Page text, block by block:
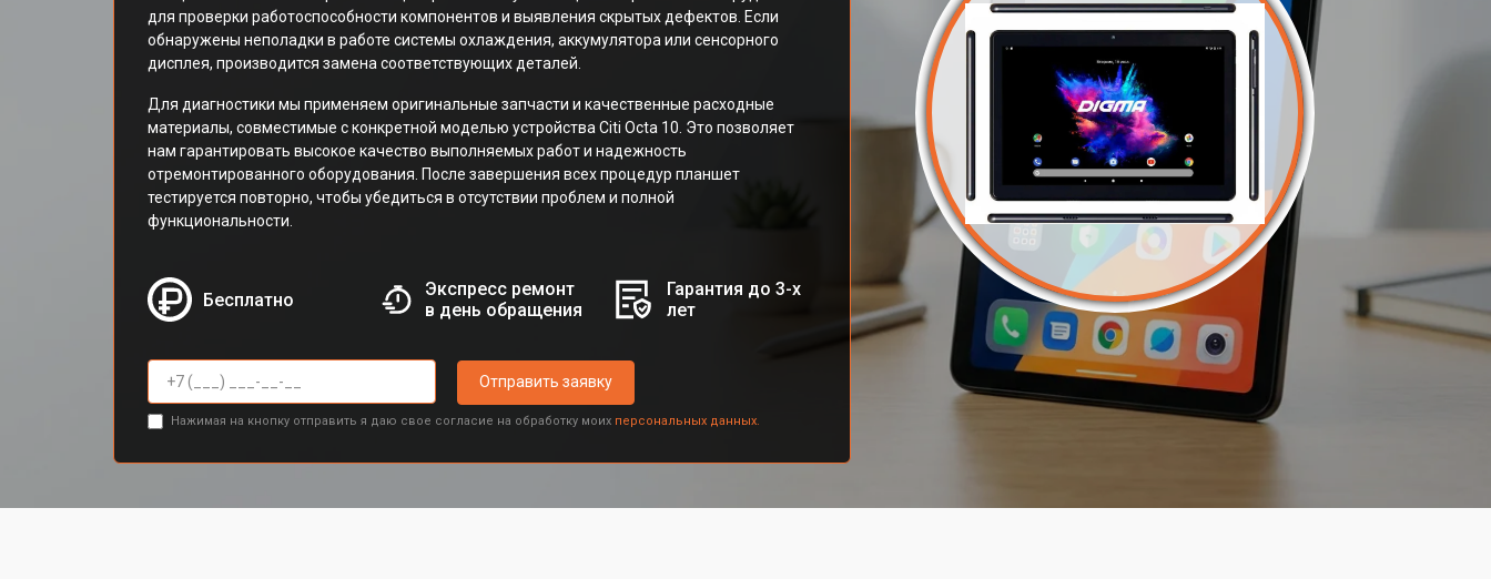
для проверки работоспособности компонентов и выявления скрытых дефектов. Если
обнаружены неполадки в работе системы охлаждения, аккумулятора или сенсорного
дисплея, производится замена соответствующих деталей.
Для диагностики мы применяем оригинальные запчасти и качественные расходные
материалы, совместимые с конкретной моделью устройства Citi Octa 10. Это позволяет
нам гарантировать высокое качество выполняемых работ и надежность
отремонтированного оборудования. После завершения всех процедур планшет
тестируется повторно, чтобы убедиться в отсутствии проблем и полной
функциональности.
Бесплатно
Экспресс ремонт
в день обращения
Гарантия до 3-х
лет
Отправить заявку
Нажимая на кнопку отправить я даю свое согласие на обработку моих персональных данных.